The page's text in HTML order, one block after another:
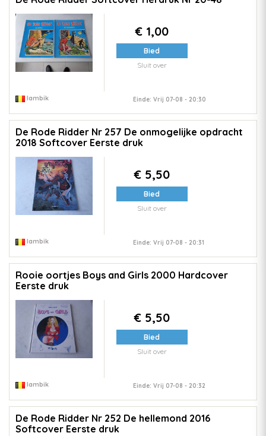
€ 1,00
Bied
Sluit over
lambik Einde: Vrij 07-08 - 20:30
De Rode Ridder Nr 257 De onmogelijke opdracht
2018 Softcover Eerste druk
€ 5,50
Bied
Sluit over
lambik Einde: Vrij 07-08 - 20:31
Rooie oortjes Boys and Girls 2000 Hardcover
Eerste druk
€ 5,50
Bied
Sluit over
lambik Einde: Vrij 07-08 - 20:32
De Rode Ridder Nr 252 De hellemond 2016
Softcover Eerste druk